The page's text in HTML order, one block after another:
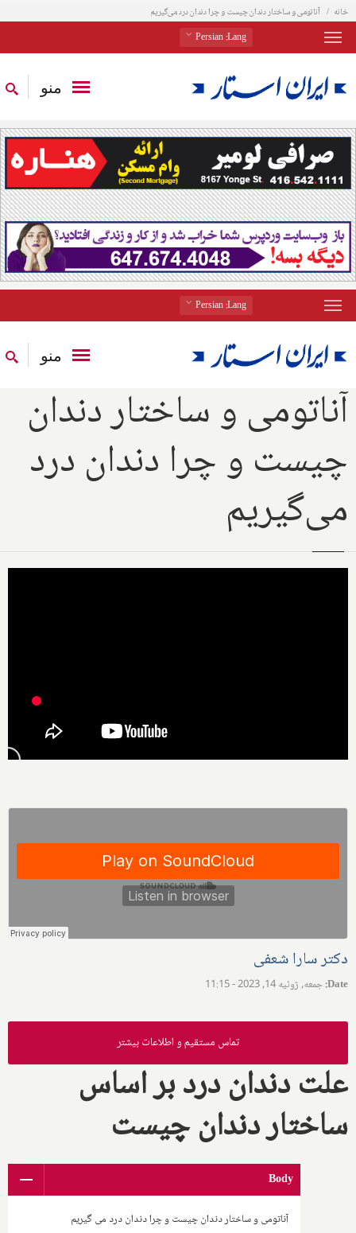
خانه آناتومی و ساختار دندان چیست و چرا دندان درد می‌گیریم
Lang
: Persian
منو
Lang
: Persian
منو
آناتومی و ساختار دندان
چیست و چرا دندان درد
می‌گیریم
دکتر سارا شعفی
Date
:جمعه, ژوئیه 14, 2023 - 11:15
تماس مستقیم و اطلاعات بیشتر
علت دندان درد بر اساس
ساختار دندان چیست
Body
آناتومی و ساختار دندان چیست و چرا دندان درد می گیریم